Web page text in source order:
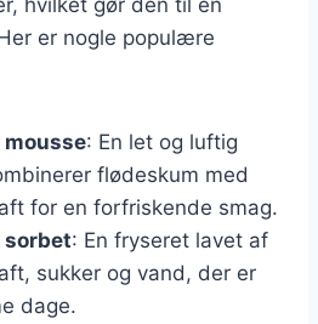
er nogle populære
: En let og luftig
flødeskum med
for en forfriskende smag.
: En fryseret lavet af
sukker og vand, der er
dage.